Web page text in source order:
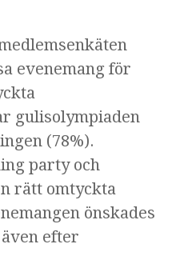
evenemang för
gulisolympiaden
(78%).
party och
rätt omtyckta
önskades
efter